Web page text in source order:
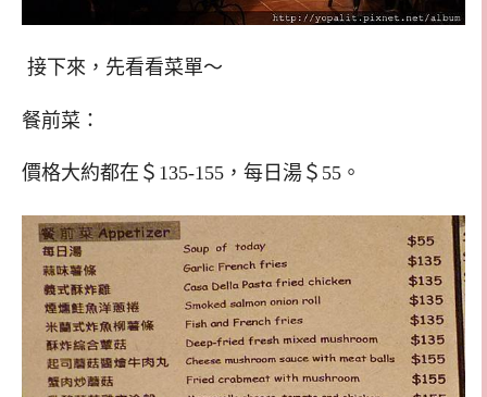
接下來，先看看菜單～
餐前菜：
價格大約都在＄135-155，每日湯＄55。